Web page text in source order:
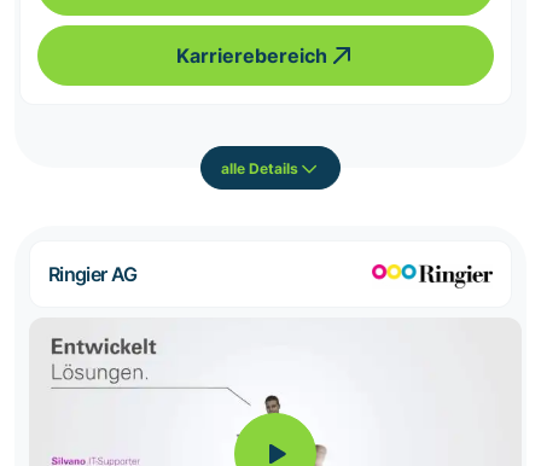
Karrierebereich
alle Details
Ringier AG